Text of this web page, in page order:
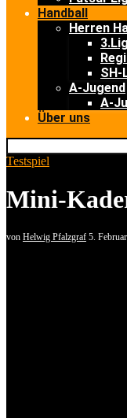
Handball
Herren
SH-
A-Jugend
A-
Über uns
Testspiel
Mini-
von Helwig Pfalzgraf 5.